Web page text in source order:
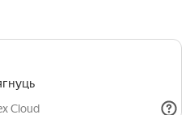
Cloud